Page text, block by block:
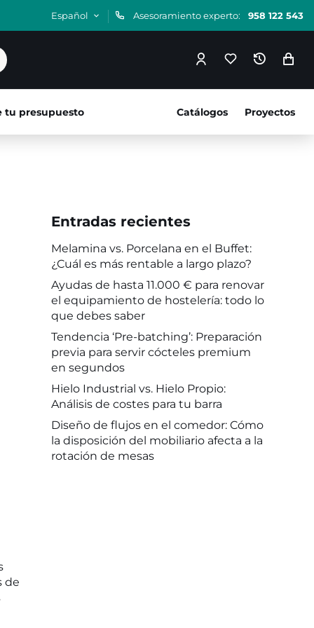
Español Asesoramiento experto: 958 122 543
tu presupuesto Proyectos
Catálogos
de
Entradas recientes
Melamina vs. Porcelana en el Buffet:
¿Cuál es más rentable a largo plazo?
Ayudas de hasta 11.000 € para renovar
el equipamiento de hostelería: todo lo
que debes saber
Tendencia ‘Pre-batching’: Preparación
previa para servir cócteles premium
en segundos
Hielo Industrial vs. Hielo Propio:
Análisis de costes para tu barra
Diseño de flujos en el comedor: Cómo
la disposición del mobiliario afecta a la
rotación de mesas